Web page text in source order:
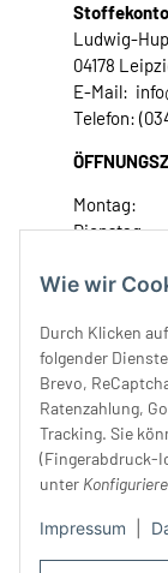
Wie wir
Durch Klicken
folgender
Brevo,
Ratenzahlung,
Tracking. Sie
(Fingerabdruck-
unter
Impressum
Ludwig-
04178
E-Mail:
Telefon:
Montag:
Dienstag:
Donnerstag:
Samstag:
Unser
Rechtliches